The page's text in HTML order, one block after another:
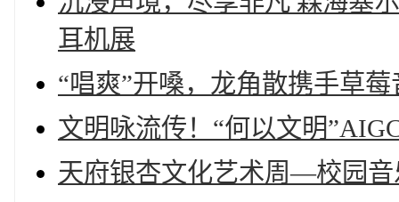
耳机展
“唱爽”开嗓，龙角散携手草
文明咏流传！“何以文明
天府银杏文化艺术周—校园